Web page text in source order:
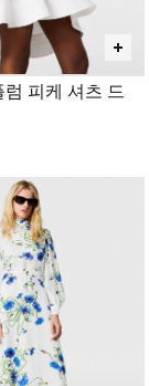
럼 피케 셔츠 드